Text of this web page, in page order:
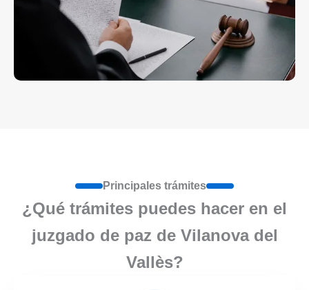
Principales trámites
¿Qué trámites puedes hacer en el
juzgado de paz de Vilanova del
Vallès?